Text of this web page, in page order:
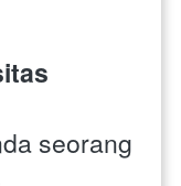
seorang